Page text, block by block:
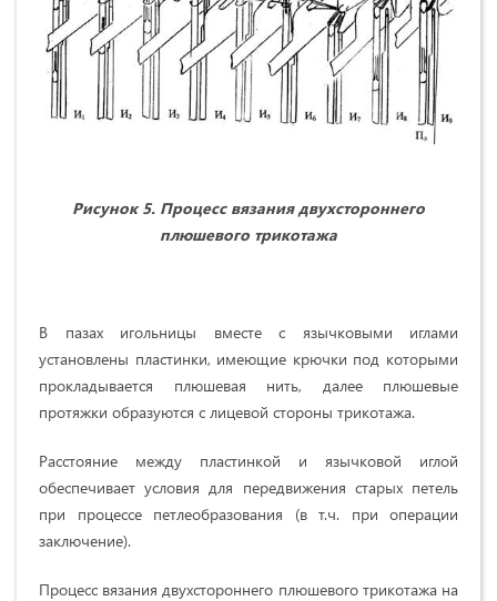
Рисунок 5. Процесс вязания двухстороннего
плюшевого трикотажа
В пазах игольницы вместе с язычковыми иглами
установлены пластинки, имеющие крючки под которыми
прокладывается плюшевая нить, далее плюшевые
протяжки образуются с лицевой стороны трикотажа.
Расстояние между пластинкой и язычковой иглой
обеспечивает условия для передвижения старых петель
при процессе петлеобразования (в т.ч. при операции
заключение).
Процесс вязания двухстороннего плюшевого трикотажа на